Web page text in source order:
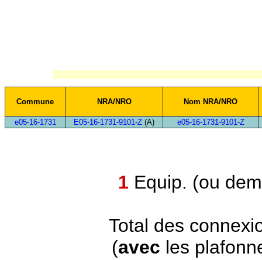
Commune NRA/NRO Nom NRA/NRO
e05-16-1731 E05-16-1731-9101-Z (A) e05-16-1731-9101-Z
1 Equip. (ou
Total des
(avec les